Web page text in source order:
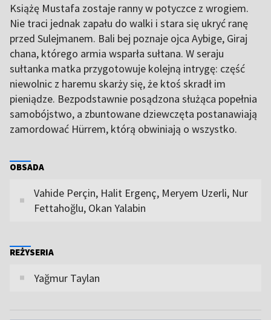
Książę Mustafa zostaje ranny w potyczce z wrogiem.
Nie traci jednak zapału do walki i stara się ukryć ranę
przed Sulejmanem. Bali bej poznaje ojca Aybige, Giraj
chana, którego armia wsparła sułtana. W seraju
sułtanka matka przygotowuje kolejną intrygę: część
niewolnic z haremu skarży się, że ktoś skradł im
pieniądze. Bezpodstawnie posądzona służąca popełnia
samobójstwo, a zbuntowane dziewczęta postanawiają
zamordować Hürrem, którą obwiniają o wszystko.
OBSADA
Vahide Perçin, Halit Ergenç, Meryem Uzerli, Nur
Fettahoğlu, Okan Yalabin
REŻYSERIA
Yağmur Taylan